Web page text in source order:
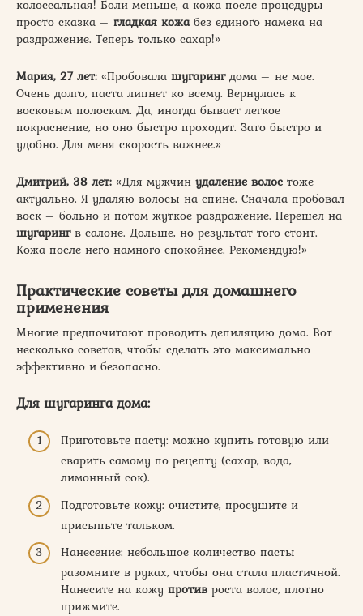
колоссальная! Боли меньше, а кожа после процедуры
просто сказка – гладкая кожабез единого намека на
раздражение. Теперь только сахар!»
Мария, 27 лет: «Пробовала шугарингдома – не мое.
Очень долго, паста липнет ко всему. Вернулась к
восковым полоскам. Да, иногда бывает легкое
покраснение, но оно быстро проходит. Зато быстро и
удобно. Для меня скорость важнее.»
Дмитрий, 38 лет: «Для мужчин удаление волос тоже
актуально. Я удаляю волосы на спине. Сначала пробовал
воск – больно и потом жуткое раздражение. Перешел на
шугарингв салоне. Дольше, но результат того стоит.
Кожа после него намного спокойнее. Рекомендую!»
Практические советы для домашнего
применения
Многие предпочитают проводить депиляцию дома. Вот
несколько советов, чтобы сделать это максимально
эффективно и безопасно.
Для шугаринга дома:
Приготовьте пасту: можно купить готовую или
сварить самому по рецепту (сахар, вода,
лимонный сок).
Подготовьте кожу: очистите, просушите и
присыпьте тальком.
Нанесение: небольшое количество пасты
разомните в руках, чтобы она стала пластичной.
Нанесите на кожу против роста волос, плотно
прижмите.